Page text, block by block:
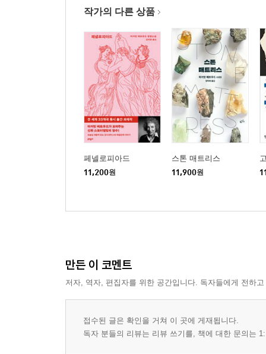
작가의 다른 상품
페넬로피아드
11,200원
스톤 매트리스
11,900원
만든 이 코멘트
저자, 역자, 편집자를 위한 공간입니다. 독자들에게 전하
접수된 글은 확인을 거쳐 이 곳에 게재됩니다.
독자 분들의 리뷰는 리뷰 쓰기를, 책에 대한 문의는